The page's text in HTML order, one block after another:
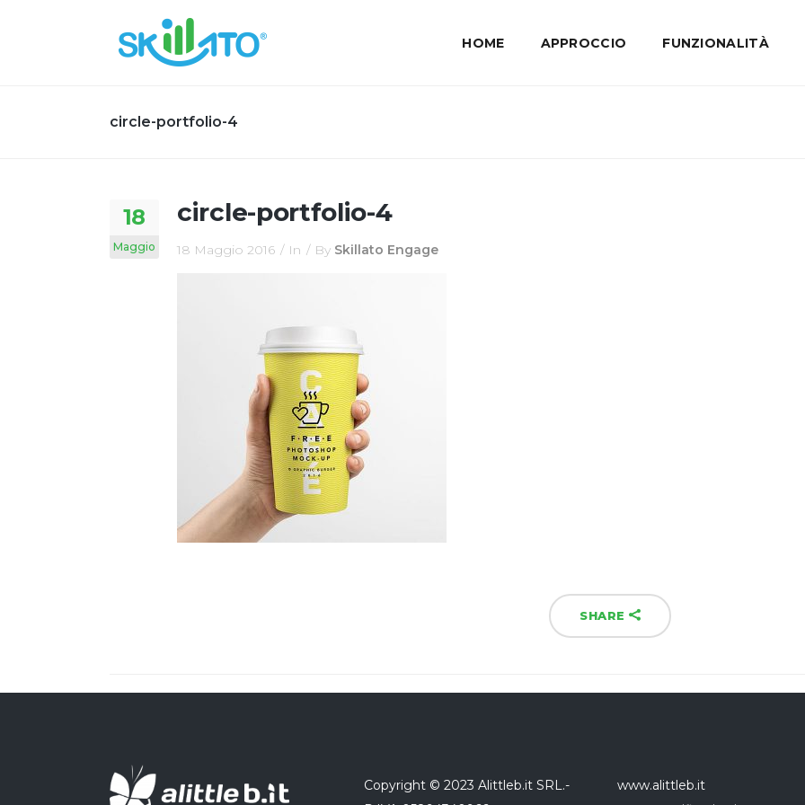
HOME APPROCCIO FUNZIONALITÀ
circle-portfolio-4
18
Maggio
circle-portfolio-4
18 Maggio 2016 In By Skillato Engage
SHARE
Copyright © 2023 Alittleb.it SRL.-
www.alittleb.it